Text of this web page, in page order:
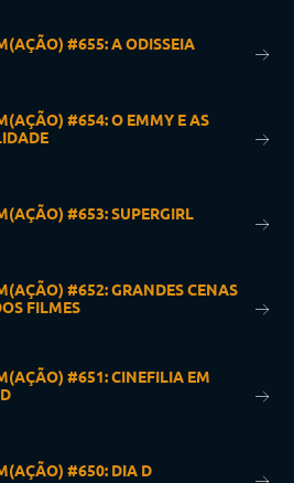
#655: A ODISSEIA
#654: O EMMY E AS
#653: SUPERGIRL
#652: GRANDES CENAS
FILMES
#651: CINEFILIA EM
#650: DIA D